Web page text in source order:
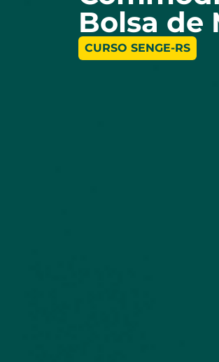
Bolsa de
CURSO SENGE-RS